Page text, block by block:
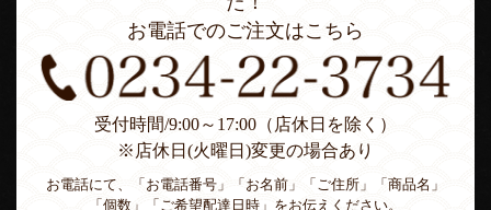
お電話でのご注文はこちら
受付時間/9:00～17:00（店休日を除く）
※店休日(火曜日)変更の場合あり
お電話にて、「お電話番号」「お名前」「ご住所」「商品名」
「個数」「ご希望配達日時」をお伝えください。